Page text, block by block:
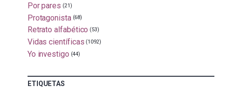
Por pares (21)
Protagonista (68)
Retrato alfabético (53)
Vidas científicas (1092)
Yo investigo (44)
ETIQUETAS